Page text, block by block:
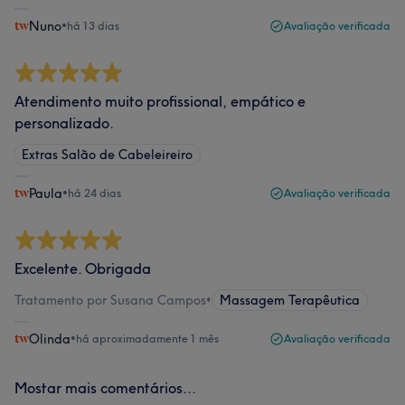
Nuno•há 13 dias Avaliação verificada
Atendimento muito profissional, empático e
personalizado.
Extras Salão de Cabeleireiro
Paula•há 24 dias Avaliação verificada
Excelente. Obrigada
Tratamento por Susana Campos• Massagem Terapêutica
Olinda•há aproximadamente 1 mês Avaliação verificada
Mostar mais comentários...